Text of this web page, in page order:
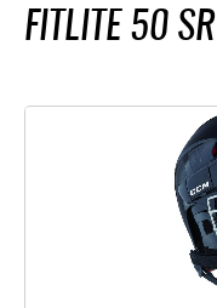
FITLITE 50 SR